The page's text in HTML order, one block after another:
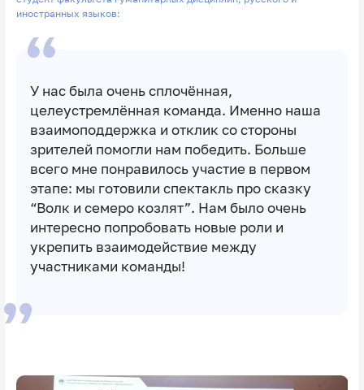
иностранных языков:
У нас была очень сплочённая,
целеустремлённая команда. Именно наша
взаимоподдержка и отклик со стороны
зрителей помогли нам победить. Больше
всего мне понравилось участие в первом
этапе: мы готовили спектакль про сказку
“Волк и семеро козлят”. Нам было очень
интересно попробовать новые роли и
укрепить взаимодействие между
участниками команды!